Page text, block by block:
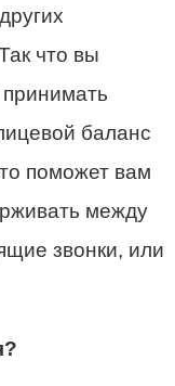
что вы
баланс
поможет вам
между
звонки, или